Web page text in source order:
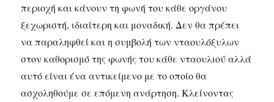
περιοχή και κάνουν τη φωνή του κάθε οργάνου
ξεχωριστή, ιδιαίτερη και μοναδική. Δεν θα πρέπει
να παραληφθεί και η συμβολή των νταουλόξυλων
στον καθορισμό της φωνής του κάθε νταουλιού αλλά
αυτό είναι ένα αντικείμενο με το οποίο θα
ασχοληθούμε σε επόμενη ανάρτηση. Κλείνοντας